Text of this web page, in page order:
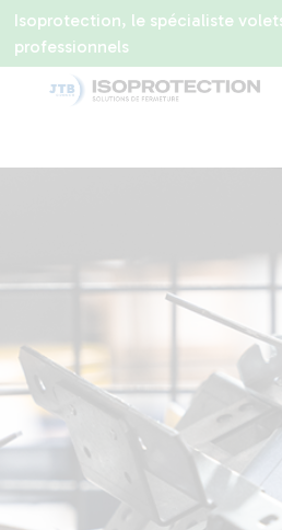
Isoprotection, le spécialiste
professionnels